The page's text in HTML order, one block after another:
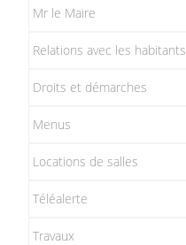
Mr le Maire
Relations avec les habitants
Droits et démarches
Menus
Locations de salles
Téléalerte
Travaux